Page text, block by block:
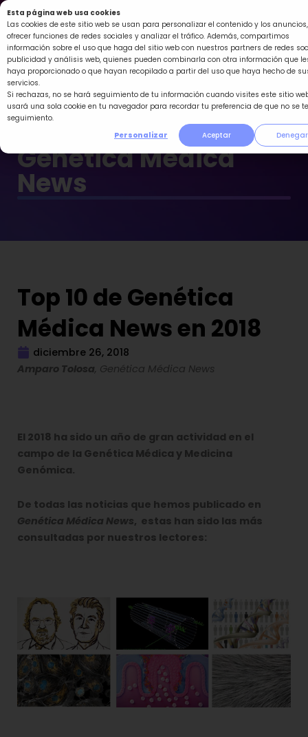
Esta página web usa cookies
Las cookies de este sitio web se usan para personalizar el contenido y los anuncios,
ofrecer funciones de redes sociales y analizar el tráfico. Además, compartimos
información sobre el uso que haga del sitio web con nuestros partners de redes
publicidad y análisis web, quienes pueden combinarla con otra información que
haya proporcionado o que hayan recopilado a partir del uso que haya hecho de
servicios.
Si rechazas, no se hará seguimiento de tu información cuando visites este sitio
usará una sola cookie en tu navegador para recordar tu preferencia de que no se
seguimiento.
Personalizar
Aceptar Denegar
Ir
al
contenido
Genética Médica
News
Top 10 de Genética
Médica News en 2018
diciembre 26, 2018
Amparo Tolosa, Genética Médica News
El 2018 ha sido un año de gran actividad en el
campo de la Genética Médica y Medicina
Genómica.
De todas las noticias que hemos publicado en
Genética Médica News, estas han sido las más
consultadas por nuestros lectores: